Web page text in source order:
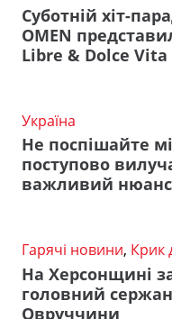
Суботній хіт-
OMEN
Libre & Dolce Vita
Україна
Не поспішайте
поступово
важливий нюанс
Гарячі новини, Крик
На Херсонщині
головний
Овруччини